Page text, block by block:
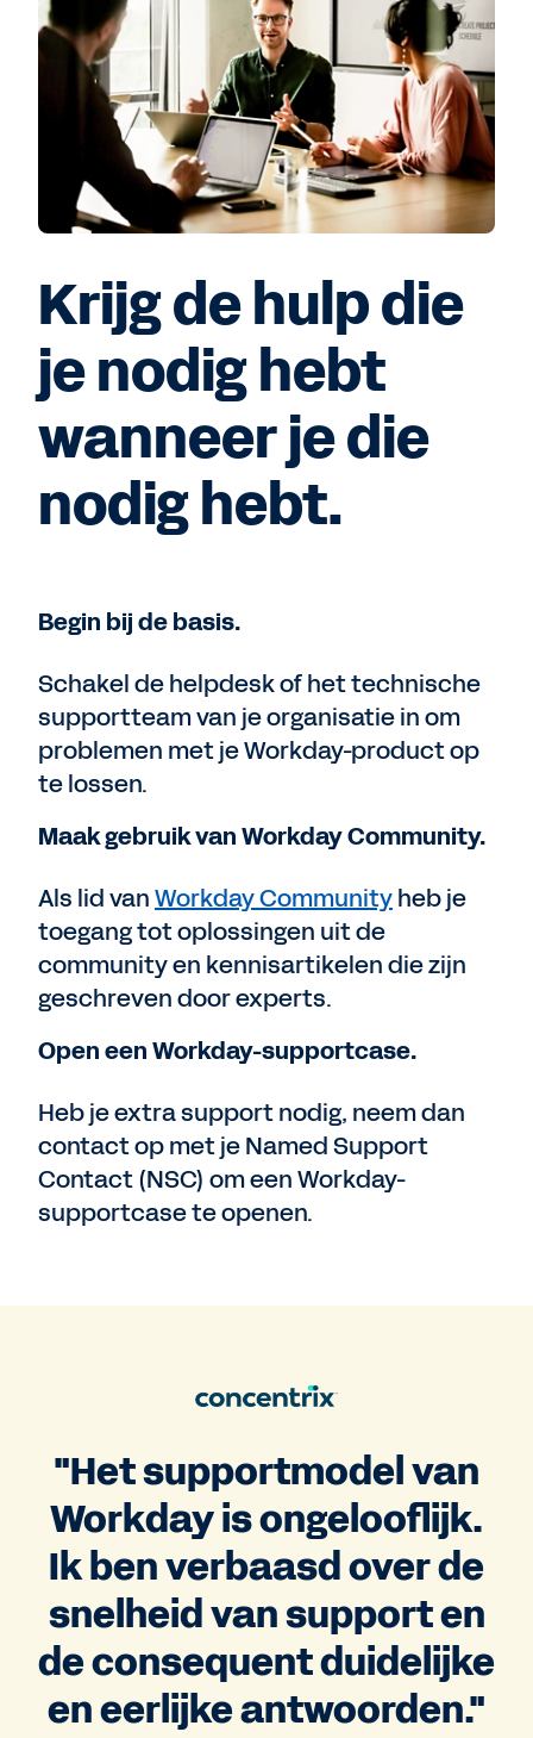
Krijg de hulp die
je nodig hebt
wanneer je die
nodig hebt.
Begin bij de basis.
Schakel de helpdesk of het technische
supportteam van je organisatie in om
problemen met je Workday-product op
te lossen.
Maak gebruik van Workday Community.
Als lid vanWorkday Communityheb je
toegang tot oplossingen uit de
community en kennisartikelen die zijn
geschreven door experts.
Open een Workday-supportcase.
Heb je extra support nodig, neem dan
contact op met je Named Support
Contact (NSC) om een Workday-
supportcase te openen.
"Het supportmodel van
Workday is ongelooflijk.
Ik ben verbaasd over de
snelheid van support en
de consequent duidelijke
en eerlijke antwoorden."